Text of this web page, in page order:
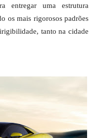
entregar uma estrutura
os mais rigorosos padrões
tanto na cidade